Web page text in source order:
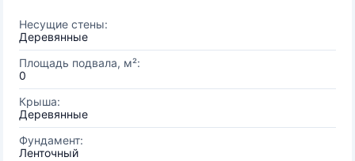
Несущие стены:
Деревянные
Площадь подвала, м²:
0
Крыша:
Деревянные
Фундамент:
Ленточный